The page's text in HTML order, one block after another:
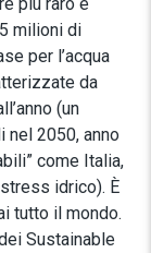
milioni di
per l’acqua
da
(un
nel 2050, anno
come Italia,
idrico). È
tutto il mondo.
Sustainable